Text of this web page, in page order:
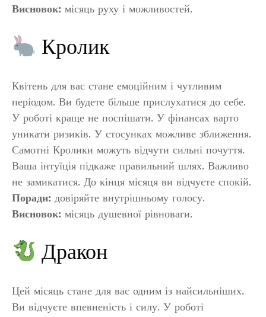
Висновок: місяць руху і можливостей.
Кролик
Квітень для вас стане емоційним і чутливим
періодом. Ви будете більше прислухатися до себе.
У роботі краще не поспішати. У фінансах варто
уникати ризиків. У стосунках можливе зближення.
Самотні Кролики можуть відчути сильні почуття.
Ваша інтуїція підкаже правильний шлях. Важливо
не замикатися. До кінця місяця ви відчуєте спокій.
Поради: довіряйте внутрішньому голосу.
Висновок: місяць душевної рівноваги.
Дракон
Цей місяць стане для вас одним із найсильніших.
Ви відчуєте впевненість і силу. У роботі